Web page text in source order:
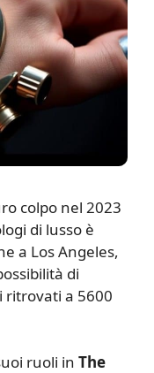
colpo nel 2023
di lusso è
a Los Angeles,
di
ritrovati a 5600
ruoli in The